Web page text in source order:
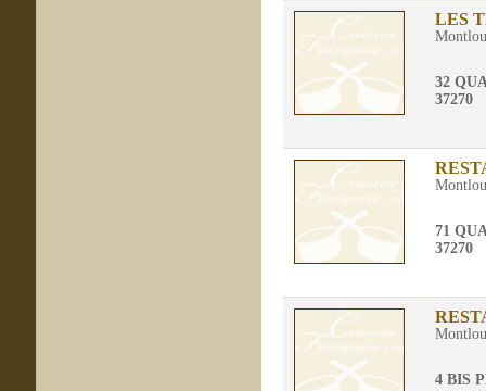
LES
32
37270
71
37270
4 BIS